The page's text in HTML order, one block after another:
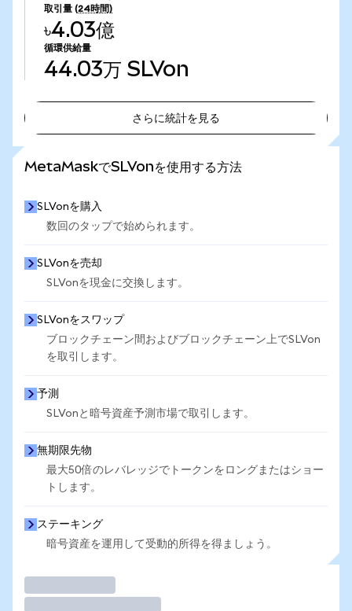
取引量 (24時間)
৳4.03億
循環供給量
44.03万 SLVon
さらに統計を見る
MetaMaskでSLVonを使用する方法
SLVonを購入
数回のタップで始められます。
SLVonを売却
SLVonを現金に交換します。
SLVonをスワップ
ブロックチェーン間およびブロックチェーン上でSLVon
を取引します。
予測
SLVonと暗号資産予測市場で取引します。
無期限先物
最大50倍のレバレッジでトークンをロングまたはショー
トします。
ステーキング
暗号資産を運用して受動的所得を得ましょう。